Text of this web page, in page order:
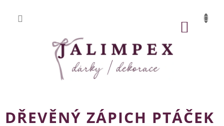
obsah
DŘEVĚNÝ ZÁPICH PTÁČEK